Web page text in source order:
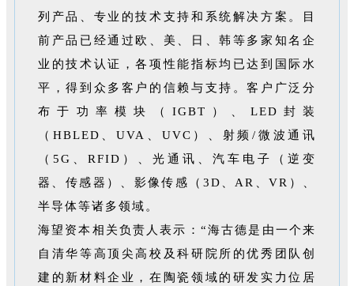
列产品、专业的技术支持和系统解决方案。目
前产品已经通过欧、美、日、韩等多家知名企
业的技术认证，各项性能指标均已达到国际水
平，得到众多客户的信赖与支持。客户广泛分
布于功率模块（IGBT）、LED封装
（HBLED、UVA、UVC）、射频/微波通讯
（5G、RFID）、光通讯、汽车电子（逆变
器、传感器）、影像传感（3D、AR、VR）、
半导体等诸多领域。
海望资本相关负责人表示：“海古德是由一个来
自清华等高顶尖高校及科研院所的优秀团队创
建的新材料企业，在陶瓷领域的研发实力位居